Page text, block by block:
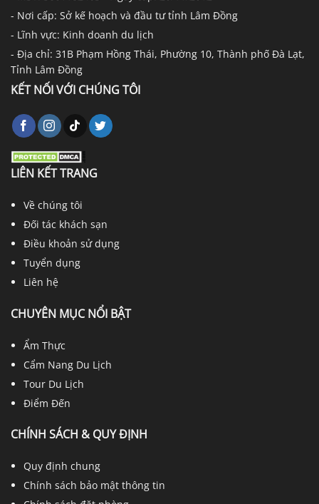
- Nơi cấp: Sở kế hoạch và đầu tư tỉnh Lâm Đồng
- Lĩnh vực: Kinh doanh du lịch
- Địa chỉ: 31B Phạm Hồng Thái, Phường 10, Thành phố Đà Lạt,
Tỉnh Lâm Đồng
KẾT NỐI VỚI CHÚNG TÔI
LIÊN KẾT TRANG
Về chúng tôi
Đối tác khách sạn
Điều khoản sử dụng
Tuyển dụng
Liên hệ
CHUYÊN MỤC NỔI BẬT
Ẩm Thực
Cẩm Nang Du Lịch
Tour Du Lịch
Điểm Đến
CHÍNH SÁCH & QUY ĐỊNH
Quy định chung
Chính sách bảo mật thông tin